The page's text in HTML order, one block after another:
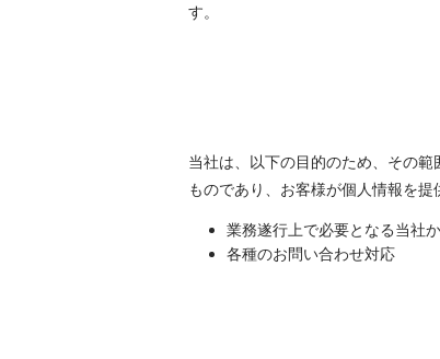
す。
当社は、以下の目的のため、その
ものであり、お客様が個人情報を
業務遂行上で必要となる当社
各種のお問い合わせ対応